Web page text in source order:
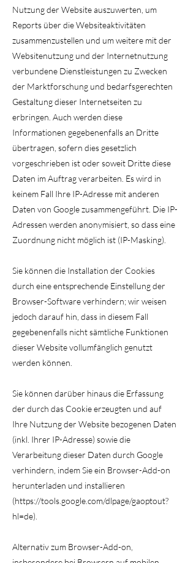
Nutzung der Website auszuwerten, um
Reports über die Websiteaktivitäten
zusammenzustellen und um weitere mit der
Websitenutzung und der Internetnutzung
verbundene Dienstleistungen zu Zwecken
der Marktforschung und bedarfsgerechten
Gestaltung dieser Internetseiten zu
erbringen. Auch werden diese
Informationen gegebenenfalls an Dritte
übertragen, sofern dies gesetzlich
vorgeschrieben ist oder soweit Dritte diese
Daten im Auftrag verarbeiten. Es wird in
keinem Fall Ihre IP-Adresse mit anderen
Daten von Google zusammengeführt. Die IP-
Adressen werden anonymisiert, so dass eine
Zuordnung nicht möglich ist (IP-Masking).
Sie können die Installation der Cookies
durch eine entsprechende Einstellung der
Browser-Software verhindern; wir weisen
jedoch darauf hin, dass in diesem Fall
gegebenenfalls nicht sämtliche Funktionen
dieser Website vollumfänglich genutzt
werden können.
Sie können darüber hinaus die Erfassung
der durch das Cookie erzeugten und auf
Ihre Nutzung der Website bezogenen Daten
(inkl. Ihrer IP-Adresse) sowie die
Verarbeitung dieser Daten durch Google
verhindern, indem Sie ein Browser-Add-on
herunterladen und installieren
(https://tools.google.com/dlpage/gaoptout?
hl=de).
Alternativ zum Browser-Add-on,